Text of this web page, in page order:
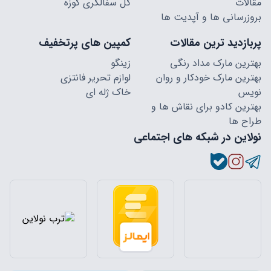
بروزرسانی ها و آپدیت ها
پربازدید ترین مقالات
بهترین مارک مداد رنگی
بهترین مارک خودکار و روان
نویس
بهترین کادو برای نقاش ها و
طراح ها
کمپین های پرتخفیف
زینگو
لوازم تحریر فانتزی
خاک ژله ای
نولاین در شبکه های اجتماعی